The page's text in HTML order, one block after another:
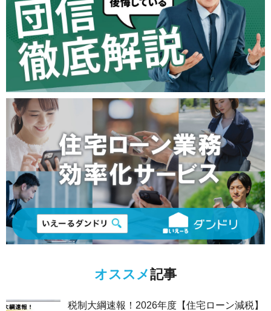
オススメ記事
税制大綱速報！2026年度【住宅ローン減税】